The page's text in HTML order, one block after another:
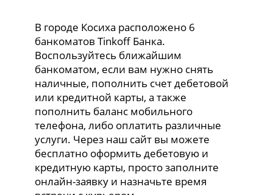
В городе Косиха расположено 6
банкоматов Tinkoff Банка.
Воспользуйтесь ближайшим
банкоматом, если вам нужно снять
наличные, пополнить счет дебетовой
или кредитной карты, а также
пополнить баланс мобильного
телефона, либо оплатить различные
услуги. Через наш сайт вы можете
бесплатно оформить дебетовую и
кредитную карты, просто заполните
онлайн-заявку и назначьте время